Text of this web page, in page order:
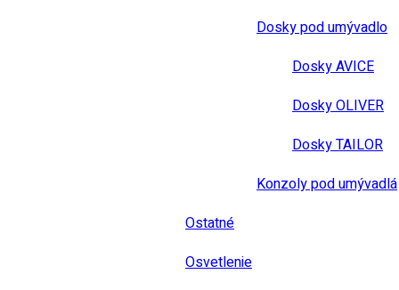
Dosky pod umývadlo
Dosky AVICE
Dosky OLIVER
Dosky TAILOR
Konzoly pod umývadlá
Ostatné
Osvetlenie